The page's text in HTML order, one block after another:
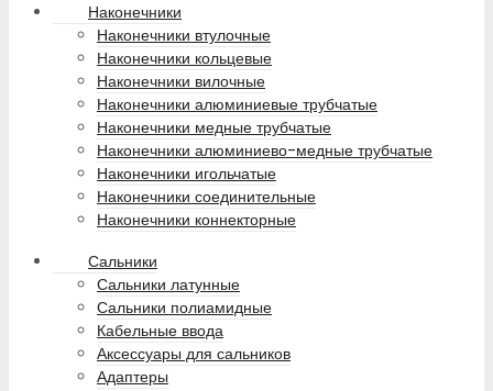
Наконечники
Наконечники втулочные
Наконечники кольцевые
Наконечники вилочные
Наконечники алюминиевые трубчатые
Наконечники медные трубчатые
Наконечники алюминиево-медные трубчатые
Наконечники игольчатые
Наконечники соединительные
Наконечники коннекторные
Сальники
Сальники латунные
Сальники полиамидные
Кабельные ввода
Аксессуары для сальников
Адаптеры